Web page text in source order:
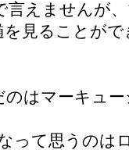
えませんが
見ることが
はマーキュ
って思うのは